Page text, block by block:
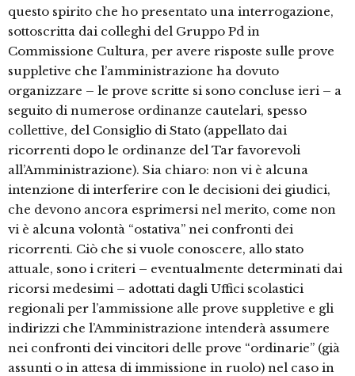
questo spirito che ho presentato una interrogazione,
sottoscritta dai colleghi del Gruppo Pd in
Commissione Cultura, per avere risposte sulle prove
suppletive che l’amministrazione ha dovuto
organizzare – le prove scritte si sono concluse ieri – a
seguito di numerose ordinanze cautelari, spesso
collettive, del Consiglio di Stato (appellato dai
ricorrenti dopo le ordinanze del Tar favorevoli
all’Amministrazione). Sia chiaro: non vi è alcuna
intenzione di interferire con le decisioni dei giudici,
che devono ancora esprimersi nel merito, come non
vi è alcuna volontà “ostativa” nei confronti dei
ricorrenti. Ciò che si vuole conoscere, allo stato
attuale, sono i criteri – eventualmente determinati dai
ricorsi medesimi – adottati dagli Uffici scolastici
regionali per l’ammissione alle prove suppletive e gli
indirizzi che l’Amministrazione intenderà assumere
nei confronti dei vincitori delle prove “ordinarie” (già
assunti o in attesa di immissione in ruolo) nel caso in